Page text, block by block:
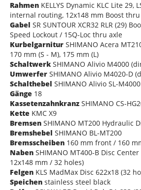
Rahmen KELLYS Dynamic KLC Lite 29,
internal routing, 12x148 mm Boost
Gabel SR SUNTOUR XCR32 RLR (29)
Speed Lockout / 15Q-Loc thru axle
Kurbelgarnitur SHIMANO Acera
170 mm (S - M), 175 mm (L)
Schaltwerk SHIMANO Alivio M4000
Umwerfer SHIMANO Alivio M4020-D
Schalthebel SHIMANO Alivio SL-
Gänge 18
Kassetenzahnkranz SHIMANO CS-
Kette KMC X9
Bremsen SHIMANO MT200 Hydraulic
Bremshebel SHIMANO BL-MT200
Bremsscheiben 160 mm front / 160
Naben SHIMANO MT400-B Disc
12x148 mm / 32 holes)
Felgen KLS MadMax Disc 622x18 (32
Speichen stainless steel black